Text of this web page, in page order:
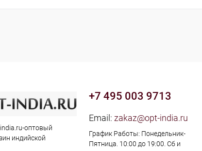
оптовый
индийской
+7 495 003 9713
Email: zakaz@opt-india.ru
График Работы: Понедельник-
Пятница. 10:00 до 19:00. Сб и